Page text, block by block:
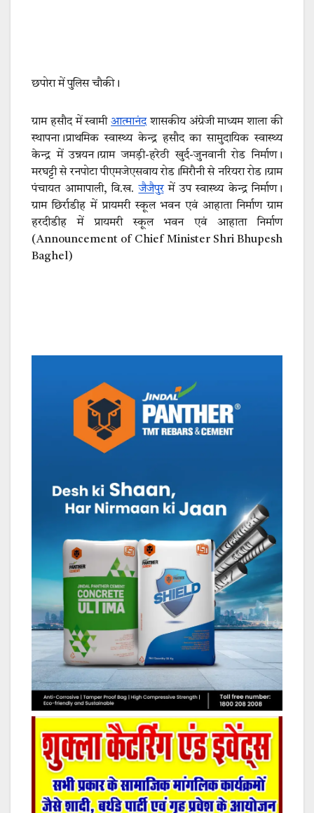
छपोरा में पुलिस चौकी।
ग्राम हसौद में स्वामीआत्मानंदशासकीय अंग्रेजी माध्यम शाला की
स्थापना।प्राथमिक स्वास्थ्य केन्द्र हसौद का सामुदायिक स्वास्थ्य
केन्द्र में उन्नयन।ग्राम जमड़ी-हरेठी खुर्द-जुनवानी रोड निर्माण।
मरघट्टी से रनपोटा पीएमजेएसवाय रोड।मिरौनी से नरियरा रोड।ग्राम
पंचायत आमापाली, वि.ख.जैजैपुरमें उप स्वास्थ्य केन्द्र निर्माण।
ग्राम छिर्राडीह में प्रायमरी स्कूल भवन एवं आहाता निर्माण ग्राम
हरदीडीह में प्रायमरी स्कूल भवन एवं आहाता निर्माण
(Announcement of Chief Minister Shri Bhupesh
Baghel)